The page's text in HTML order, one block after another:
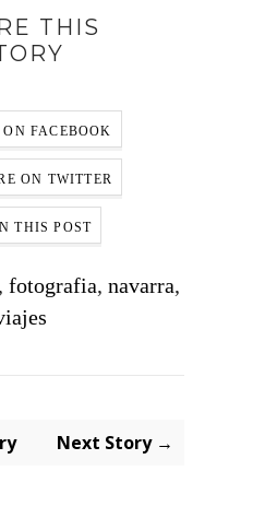
THIS
FACEBOOK
ON TWITTER
THIS POST
, fotografia, navarra,
Next Story →